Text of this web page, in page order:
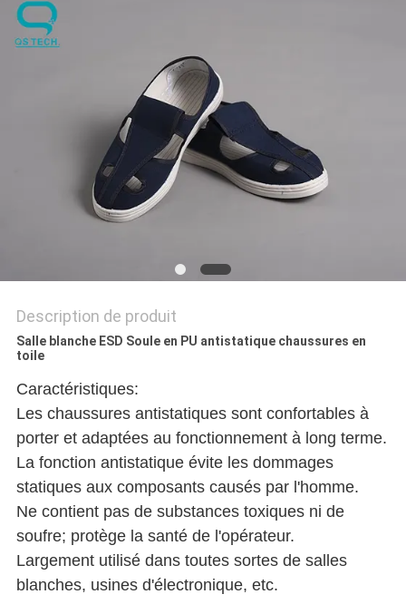
DEMANDEZ
UNE
POLICY
Description de produit
Salle blanche ESD Soule en PU antistatique chaussures en
toile
Caractéristiques:
Les chaussures antistatiques sont confortables à
porter et adaptées au fonctionnement à long terme.
La fonction antistatique évite les dommages
statiques aux composants causés par l'homme.
Ne contient pas de substances toxiques ni de
soufre; protège la santé de l'opérateur.
Largement utilisé dans toutes sortes de salles
blanches, usines d'électronique, etc.